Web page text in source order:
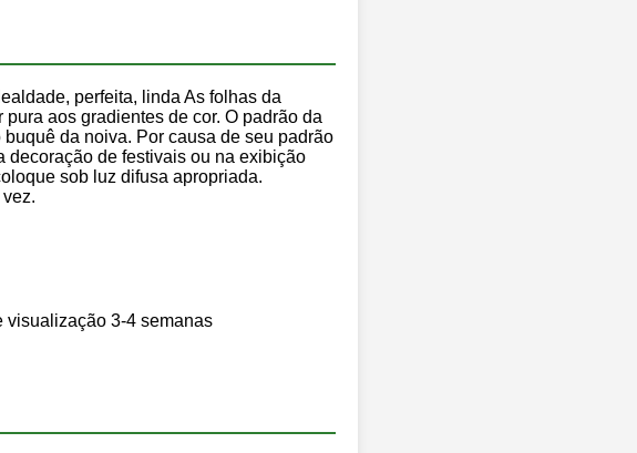
perfeita, linda As folhas da
aos gradientes de cor. O padrão da
da noiva. Por causa de seu padrão
decoração de festivais ou na exibição
sob luz difusa apropriada.
visualização 3-4 semanas